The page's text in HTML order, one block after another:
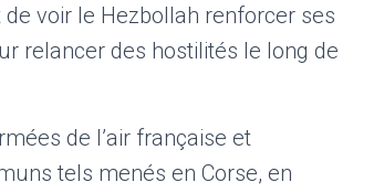
voir le Hezbollah renforcer ses
relancer des hostilités le long de
de l’air française et
tels menés en Corse, en